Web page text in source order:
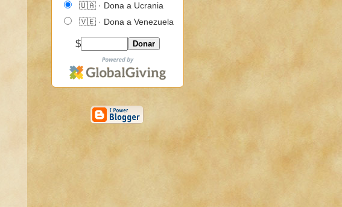
🇺🇦 · Dona a Ucrania
🇻🇪 · Dona a Venezuela
$